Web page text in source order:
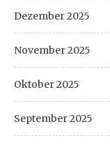
Dezember 2025
November 2025
Oktober 2025
September 2025